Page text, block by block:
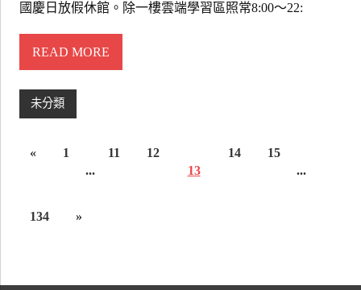
國慶日放假休館。除一樓雲端學習區照常8:00～22:
READ MORE
未分類
«
1
...
11
12
13
14
15
...
134 »